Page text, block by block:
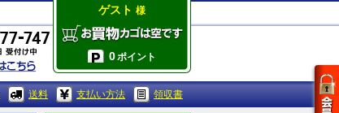
ゲスト 様
0ポイント
送料 支払い方法 領収書